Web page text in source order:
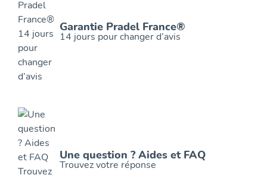
Garantie Pradel France®
14 jours pour changer d’avis
Une question ? Aides et FAQ
Trouvez votre réponse